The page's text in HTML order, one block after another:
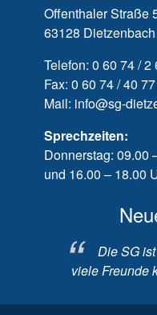
Offenthaler Straße
63128 Dietzenbach
Telefon: 0 60 74 / 2
Fax: 0 60 74 / 40
Mail: info@sg-
Sprechzeiten:
Donnerstag: 09.00
und 16.00 – 18.00
Die SG
viele Freunde